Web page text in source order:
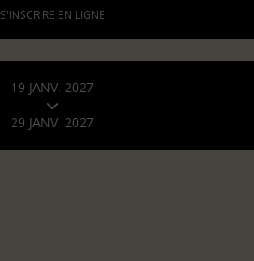
S'INSCRIRE EN LIGNE
19 JANV. 2027
29 JANV. 2027